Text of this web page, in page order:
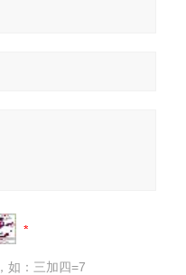
如：三加四=7